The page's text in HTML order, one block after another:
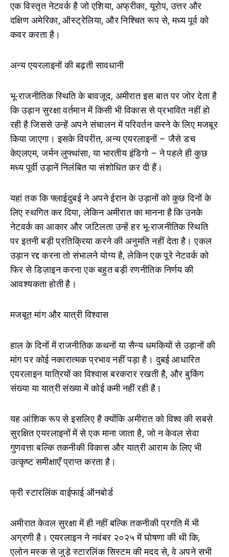
एक विस्तृत नेटवर्क है जो एशिया, अफ्रीका, यूरोप, उत्तर और
दक्षिण अमेरिका, ऑस्ट्रेलिया, और निश्चित रूप से, मध्य पूर्व को
कवर करता है।
अन्य एयरलाइनों की बढ़ती सावधानी
भू-राजनीतिक स्थिति के बावजूद, अमीरात इस बात पर जोर देता है
कि उड़ान सुरक्षा वर्तमान में किसी भी विकास से प्रभावित नहीं हो
रही है जिससे उन्हें अपने संचालन में परिवर्तन करने के लिए मजबूर
किया जाएगा। इसके विपरीत, अन्य एयरलाइनों – जैसे डच
केएलएम, जर्मन लुफ्थांसा, या भारतीय इंडिगो – ने पहले ही कुछ
मध्य पूर्वी उड़ानें निलंबित या संशोधित कर दी हैं।
यहां तक कि फ्लाईदुबई ने अपने ईरान के उड़ानों को कुछ दिनों के
लिए स्थगित कर दिया, लेकिन अमीरात का मानना है कि उनके
नेटवर्क का आकार और जटिलता उन्हें हर भू-राजनीतिक स्थिति
पर इतनी बड़ी प्रतिक्रिया करने की अनुमति नहीं देता है। एकल
उड़ान रद्द करना तो संभालने योग्य है, लेकिन एक पूरे नेटवर्क को
फिर से डिज़ाइन करना एक बहुत बड़ी रणनीतिक निर्णय की
आवश्यकता होती है।
मजबूत मांग और यात्री विश्वास
हाल के दिनों में राजनीतिक कथनों या सैन्य धमकियों से उड़ानों की
मांग पर कोई नकारात्मक प्रभाव नहीं पड़ा है। दुबई आधारित
एयरलाइन यात्रियों का विश्वास बरकरार रखती है, और बुकिंग
संख्या या यात्री संख्या में कोई कमी नहीं रही है।
यह आंशिक रूप से इसलिए है क्योंकि अमीरात को विश्व की सबसे
सुरक्षित एयरलाइनों में से एक माना जाता है, जो न केवल सेवा
गुणवत्ता बल्कि तकनीकी विकास और यात्री आराम के लिए भी
उत्कृष्ट समीक्षाएँ प्राप्त करता है।
फ्री स्टारलिंक वाईफाई ऑनबोर्ड
अमीरात केवल सुरक्षा में ही नहीं बल्कि तकनीकी प्रगति में भी
अग्रणी है। एयरलाइन ने नवंबर २०२५ में घोषणा की थी कि,
एलोन मस्क से जुड़े स्टारलिंक सिस्टम की मदद से, वे अपने सभी